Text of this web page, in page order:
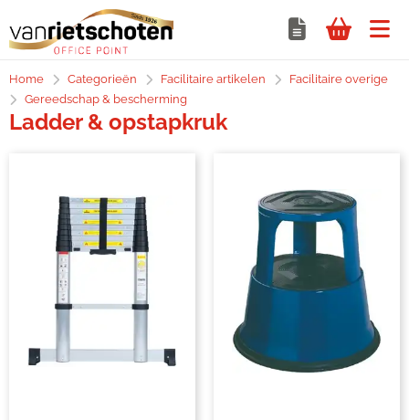
Home Categorieën Facilitaire artikelen
Facilitaire overige
Gereedschap & bescherming
Ladder & opstapkruk